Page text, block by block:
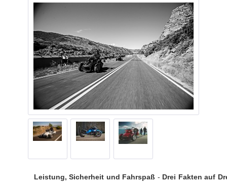
Leistung, Sicherheit und Fahrspaß - Drei Fakten auf